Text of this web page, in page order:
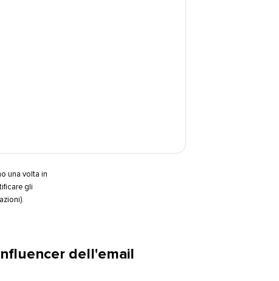
una volta in
gli
dell'email